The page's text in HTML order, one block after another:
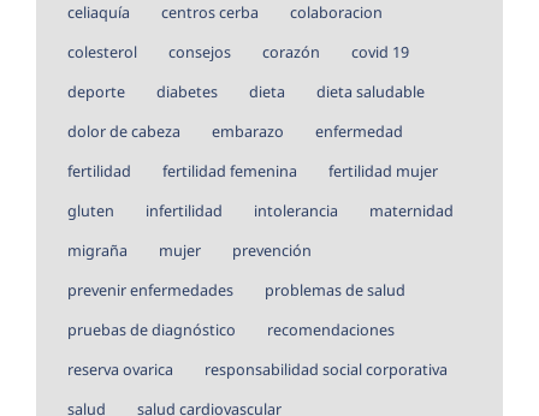
celiaquía
centros cerba
colaboracion
colesterol
consejos corazón
covid 19
deporte
diabetes dieta
dieta saludable
dolor de cabeza
embarazo
enfermedad
fertilidad
fertilidad femenina
fertilidad mujer
gluten
infertilidad intolerancia
maternidad
migraña
mujer
prevención
prevenir enfermedades
problemas de salud
pruebas de diagnóstico
recomendaciones
reserva ovarica
responsabilidad social corporativa
salud
salud cardiovascular